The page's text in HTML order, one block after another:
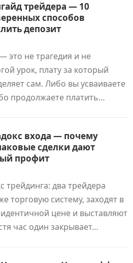
трейдера — 10
способов
депозит
это не трагедия и не
урок, плату за который
сам. Либо вы усваиваете
продолжаете платить…
входа — почему
сделки дают
профит
трейдинга: два трейдера
торговую систему, заходят в
цене и выставляют
час один закрывает…